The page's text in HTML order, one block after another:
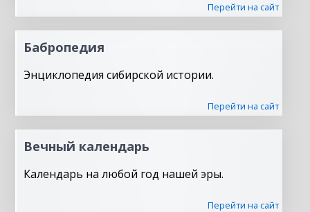
Перейти на сайт
Бабропедия
Энциклопедия сибирской истории.
Перейти на сайт
Вечный календарь
Календарь на любой год нашей эры.
Перейти на сайт